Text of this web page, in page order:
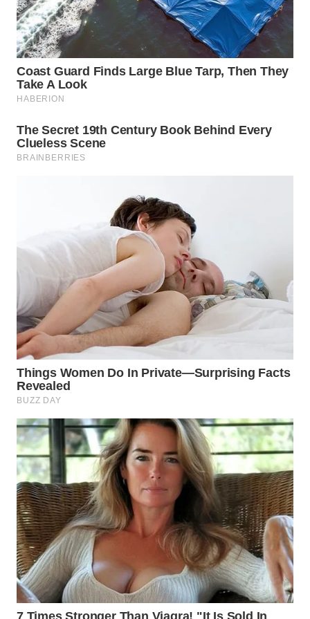
LIKUPANG
WN
LABUANBAJO
WN
Wahana
Media
WAHANA
WAHANA
ADVOKAT
WAHANA
INFRASTRUKTUR
WAHANA
KONSUMEN
WAHANA
LISTRIK
WAHANA
TRAVEL
WAHANA
TV
WAHANANEWS